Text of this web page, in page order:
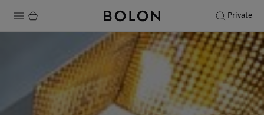
Private
Productos
Projects
Sostenibilidad